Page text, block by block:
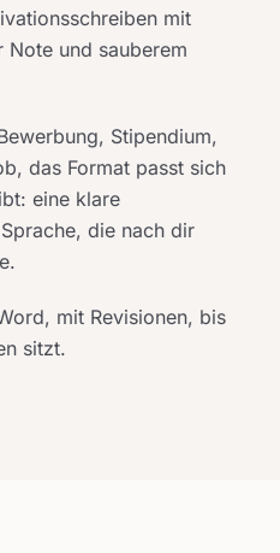
mit
und sauberem
Stipendium,
das Format passt sich
eine klare
die nach dir
mit Revisionen, bis
sitzt.